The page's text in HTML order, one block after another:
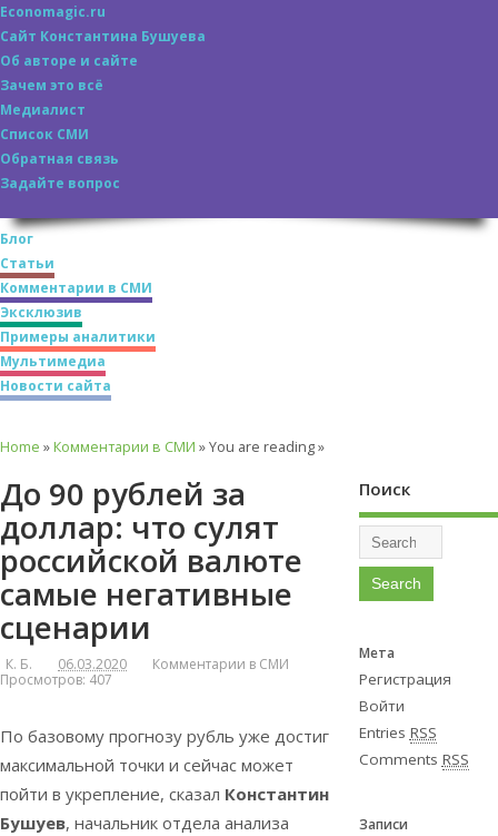
Economagic.ru
Сайт Константина Бушуева
Об авторе и сайте
Зачем это всё
Медиалист
Список СМИ
Обратная связь
Задайте вопрос
Блог
Статьи
Комментарии в СМИ
Эксклюзив
Примеры аналитики
Мультимедиа
Новости сайта
Home » Комментарии в СМИ » You are reading »
До 90 рублей за
доллар: что сулят
российской валюте
самые негативные
сценарии
К. Б. 06.03.2020
Комментарии в СМИ
Просмотров: 407
По базовому прогнозу рубль уже достиг
максимальной точки и сейчас может
пойти в укрепление, сказал Константин
Бушуев, начальник отдела анализа
Поиск
Мета
Регистрация
Войти
Entries RSS
Comments RSS
Записи